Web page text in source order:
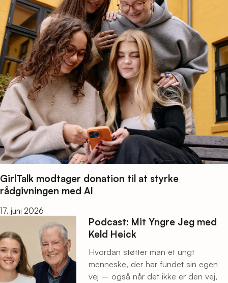
GirlTalk modtager donation til at styrke
rådgivningen med AI
17. juni 2026
Podcast: Mit Yngre Jeg med
Keld Heick
Hvordan støtter man et ungt
menneske, der har fundet sin egen
vej – også når det ikke er den vej,